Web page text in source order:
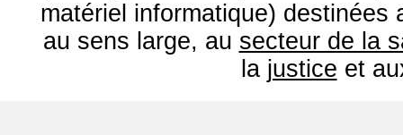
matériel informatique) destinées
au sens large, au secteur de la
la justice et